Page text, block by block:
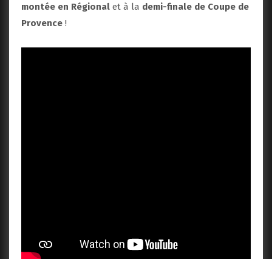
montée en Régional et à la demi-finale de Coupe de
Provence !